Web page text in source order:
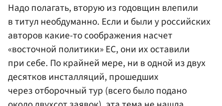
Надо полагать, вторую из годовщин влепили
в титул необдуманно. Если и были у российских
авторов какие-то соображения насчет
«восточной политики» ЕС, они их оставили
при себе. По крайней мере, ни в одной из двух
десятков инсталляций, прошедших
через отборочный тур (всего было подано